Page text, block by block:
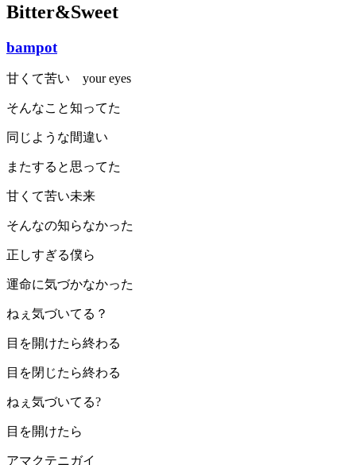
Bitter&Sweet
bampot
甘くて苦い your eyes
そんなこと知ってた
同じような間違い
またすると思ってた
甘くて苦い未来
そんなの知らなかった
正しすぎる僕ら
運命に気づかなかった
ねぇ気づいてる？
目を開けたら終わる
目を閉じたら終わる
ねぇ気づいてる?
目を開けたら
アマクテニガイ